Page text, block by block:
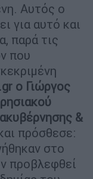
Αυτός ο
για αυτό και
παρά τις
που
o Γιώργος
&
πρόσθεσε:
στο
προβλεφθεί